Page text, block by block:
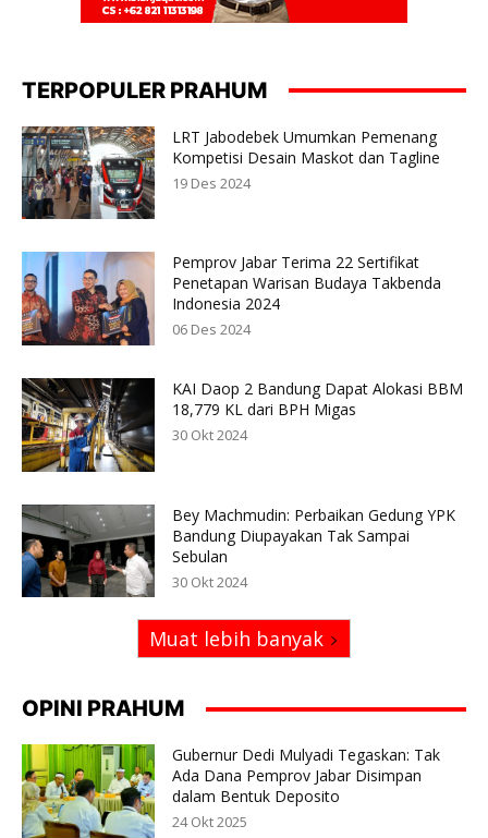
TERPOPULER PRAHUM
LRT Jabodebek Umumkan Pemenang
Kompetisi Desain Maskot dan Tagline
19 Des 2024
Pemprov Jabar Terima 22 Sertifikat
Penetapan Warisan Budaya Takbenda
Indonesia 2024
06 Des 2024
KAI Daop 2 Bandung Dapat Alokasi BBM
18,779 KL dari BPH Migas
30 Okt 2024
Bey Machmudin: Perbaikan Gedung YPK
Bandung Diupayakan Tak Sampai
Sebulan
30 Okt 2024
Muat lebih banyak
OPINI PRAHUM
Gubernur Dedi Mulyadi Tegaskan: Tak
Ada Dana Pemprov Jabar Disimpan
dalam Bentuk Deposito
24 Okt 2025